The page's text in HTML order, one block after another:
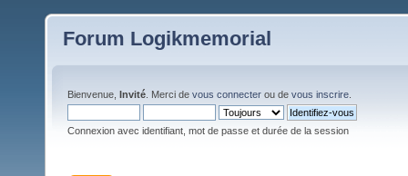
Forum Logikmemorial
Bienvenue, Invité . Merci de vous connecter ou de vous inscrire
Connexion avec identifiant, mot de passe et durée de la session